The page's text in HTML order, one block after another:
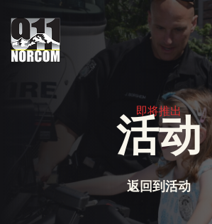
即将推出
活动
返回到活动